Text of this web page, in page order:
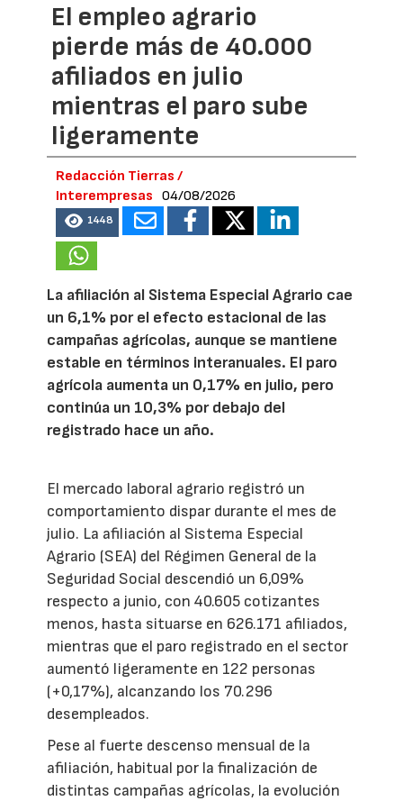
El empleo agrario
pierde más de 40.000
afiliados en julio
mientras el paro sube
ligeramente
Redacción Tierras /
Interempresas
04/08/2026
1448
La afiliación al Sistema Especial Agrario cae
un 6,1% por el efecto estacional de las
campañas agrícolas, aunque se mantiene
estable en términos interanuales. El paro
agrícola aumenta un 0,17% en julio, pero
continúa un 10,3% por debajo del
registrado hace un año.
El mercado laboral agrario registró un
comportamiento dispar durante el mes de
julio. La afiliación al Sistema Especial
Agrario (SEA) del Régimen General de la
Seguridad Social descendió un 6,09%
respecto a junio, con 40.605 cotizantes
menos, hasta situarse en 626.171 afiliados,
mientras que el paro registrado en el sector
aumentó ligeramente en 122 personas
(+0,17%), alcanzando los 70.296
desempleados.
Pese al fuerte descenso mensual de la
afiliación, habitual por la finalización de
distintas campañas agrícolas, la evolución